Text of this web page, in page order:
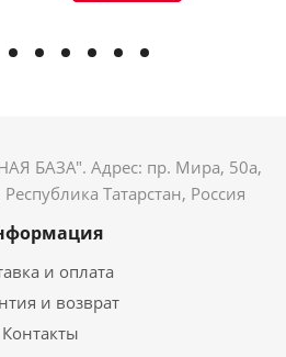
БАЗА". Адрес: пр. Мира, 50а,
Татарстан, Россия
и оплата
и возврат
Контакты